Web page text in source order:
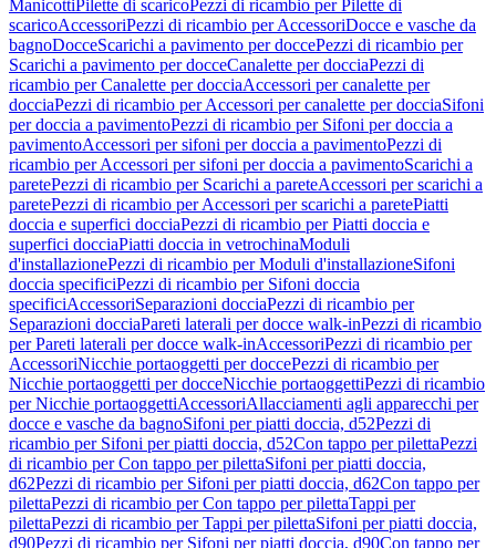
ManicottiPilette di scaricoPezzi di ricambio per Pilette di
scaricoAccessoriPezzi di ricambio per AccessoriDocce e vasche da
bagnoDocceScarichi a pavimento per doccePezzi di ricambio per
Scarichi a pavimento per docceCanalette per docciaPezzi di
ricambio per Canalette per docciaAccessori per canalette per
docciaPezzi di ricambio per Accessori per canalette per docciaSifoni
per doccia a pavimentoPezzi di ricambio per Sifoni per doccia a
pavimentoAccessori per sifoni per doccia a pavimentoPezzi di
ricambio per Accessori per sifoni per doccia a pavimentoScarichi a
paretePezzi di ricambio per Scarichi a pareteAccessori per scarichi a
paretePezzi di ricambio per Accessori per scarichi a paretePiatti
doccia e superfici docciaPezzi di ricambio per Piatti doccia e
superfici docciaPiatti doccia in vetrochinaModuli
d'installazionePezzi di ricambio per Moduli d'installazioneSifoni
doccia specificiPezzi di ricambio per Sifoni doccia
specificiAccessoriSeparazioni docciaPezzi di ricambio per
Separazioni docciaPareti laterali per docce walk-inPezzi di ricambio
per Pareti laterali per docce walk-inAccessoriPezzi di ricambio per
AccessoriNicchie portaoggetti per doccePezzi di ricambio per
Nicchie portaoggetti per docceNicchie portaoggettiPezzi di ricambio
per Nicchie portaoggettiAccessoriAllacciamenti agli apparecchi per
docce e vasche da bagnoSifoni per piatti doccia, d52Pezzi di
ricambio per Sifoni per piatti doccia, d52Con tappo per pilettaPezzi
di ricambio per Con tappo per pilettaSifoni per piatti doccia,
d62Pezzi di ricambio per Sifoni per piatti doccia, d62Con tappo per
pilettaPezzi di ricambio per Con tappo per pilettaTappi per
pilettaPezzi di ricambio per Tappi per pilettaSifoni per piatti doccia,
d90Pezzi di ricambio per Sifoni per piatti doccia, d90Con tappo per